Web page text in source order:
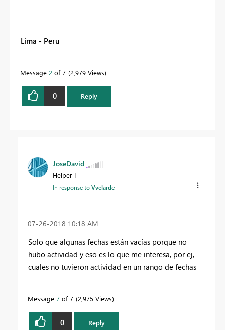
Lima - Peru
Message 2 of 7 2,979 Views
0 Reply
JoseDavid
Helper I
In response toVvelarde
‎07-26-2018 10:18 AM
Solo que algunas fechas están vacías porque no
hubo actividad y eso es lo que me interesa, por ej,
cuales no tuvieron actividad en un rango de fechas
Message 7 of 7 2,975 Views
0 Reply